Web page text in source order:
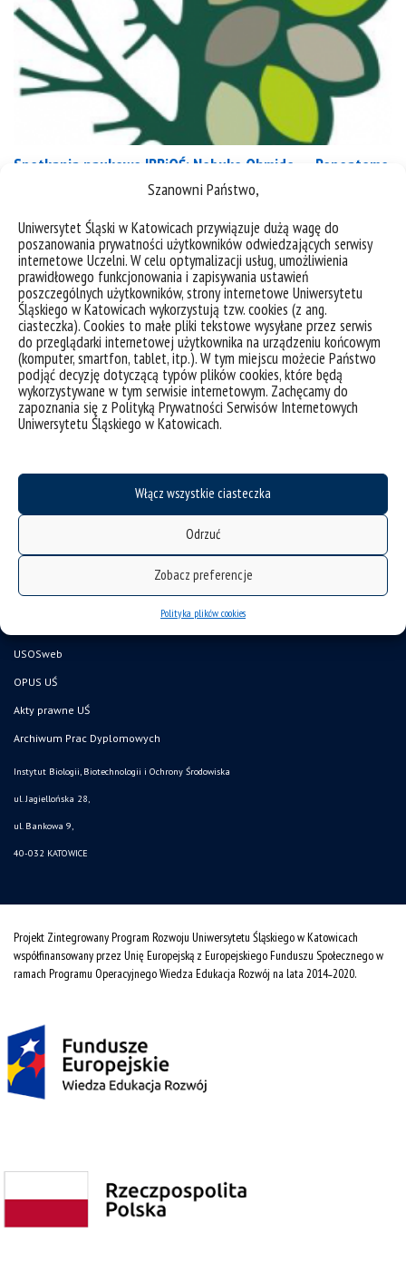
Szanowni Państwo,
Uniwersytet Śląski w Katowicach przywiązuje dużą wagę do
poszanowania prywatności użytkowników odwiedzających serwisy
internetowe Uczelni. W celu optymalizacji usług, umożliwienia
prawidłowego funkcjonowania i zapisywania ustawień
poszczególnych użytkowników, strony internetowe Uniwersytetu
Śląskiego w Katowicach wykorzystują tzw. cookies (z ang.
ciasteczka). Cookies to małe pliki tekstowe wysyłane przez serwis
do przeglądarki internetowej użytkownika na urządzeniu końcowym
(komputer, smartfon, tablet, itp.). W tym miejscu możecie Państwo
podjąć decyzję dotyczącą typów plików cookies, które będą
wykorzystywane w tym serwisie internetowym. Zachęcamy do
zapoznania się z Polityką Prywatności Serwisów Internetowych
Uniwersytetu Śląskiego w Katowicach.
Włącz wszystkie ciasteczka
Odrzuć
Zobacz preferencje
Polityka plików cookies
Spotkania naukowe IBBiOŚ: Nobuko Ohmido – „Repeatome
and Cytogenetics Landscapes in Ornamental Hortensias”
kategorie:aktualności spotkania, wykłady
wydarzenia
tagi :botanika cytogenetyka genetyka hortensje spotkania naukowe ibbioś
Wydział Nauk Przyrodniczych
Kandydat
USOSweb
OPUS UŚ
Akty prawne UŚ
Archiwum Prac Dyplomowych
Instytut Biologii, Biotechnologii i Ochrony Środowiska
ul. Jagiellońska 28,
ul. Bankowa 9,
40-032 KATOWICE
Projekt Zintegrowany Program Rozwoju Uniwersytetu Śląskiego w Katowicach
współfinansowany przez Unię Europejską z Europejskiego Funduszu Społecznego w
ramach Programu Operacyjnego Wiedza Edukacja Rozwój na lata 2014˗2020.